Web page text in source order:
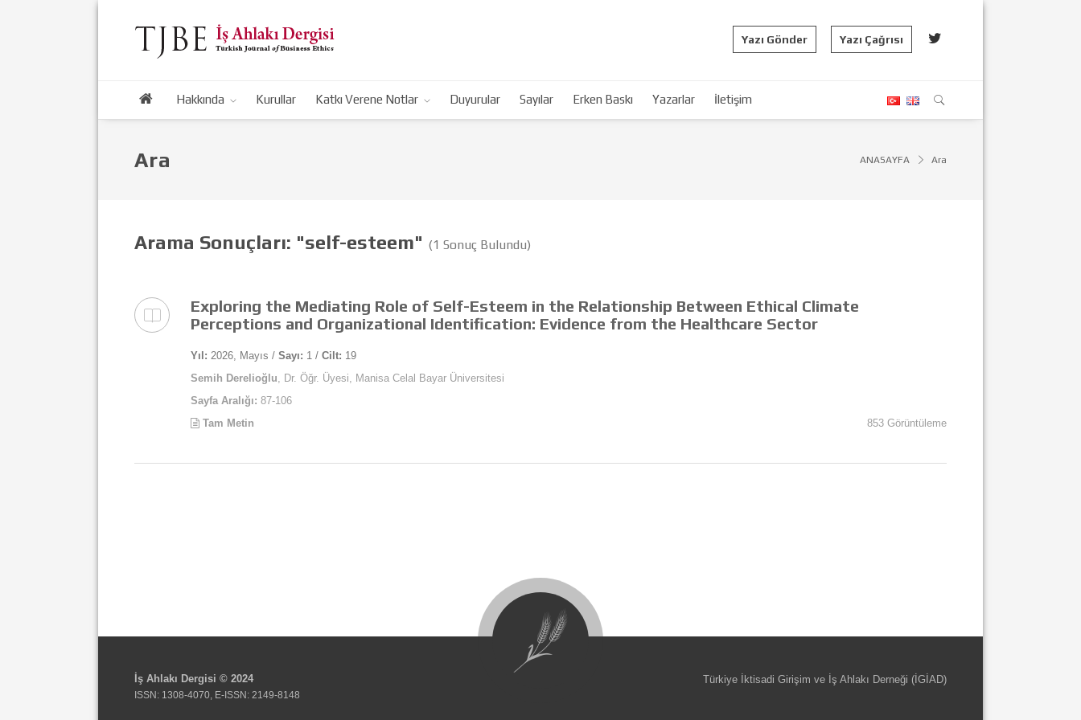
Yazı Gönder Yazı Çağrısı
Hakkında Kurullar Katkı Verene Notlar Duyurular Sayılar Erken Baskı Yazarlar İletişim
Ara ANASAYFA Ara
Arama Sonuçları: "self-esteem" (1 Sonuç Bulundu)
Exploring the Mediating Role of Self-Esteem in the Relationship Between Ethical Climate
Perceptions and Organizational Identification: Evidence from the Healthcare Sector
Yıl: 2026, Mayıs / Sayı: 1 / Cilt: 19
Semih Derelioğlu, Dr. Öğr. Üyesi, Manisa Celal Bayar Üniversitesi
Sayfa Aralığı: 87-106
Tam Metin
853 Görüntüleme
İş Ahlakı Dergisi © 2024
ISSN: 1308-4070, E-ISSN: 2149-8148
Türkiye İktisadi Girişim ve İş Ahlakı Derneği (İGİAD)